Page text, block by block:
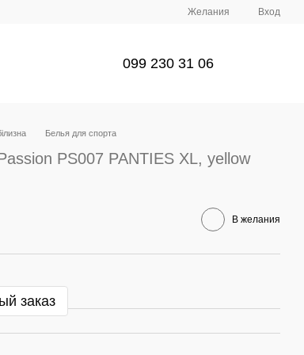
Желания Вход
099 230 31 06
Белья для спорта
PS007 PANTIES XL, yellow
В желания
заказ